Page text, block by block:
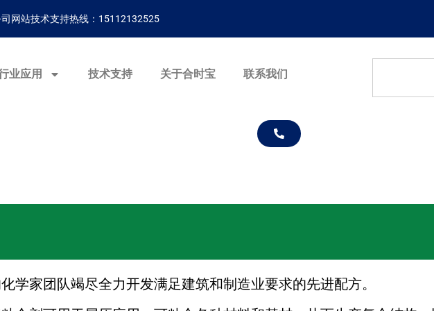
网站技术支持热线：15112132525
业应用 技术支持 关于合时宝 联系我们
学家团队竭尽全力开发满足建筑和制造业要求的先进配方。